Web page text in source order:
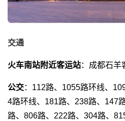
交通
火车南站附近客运站：成都石羊
公交：112路、1055路环线、
4路环线、181路、238路、147
路、806路、222路、304路、